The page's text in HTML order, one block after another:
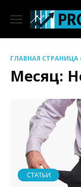
содержанию
ГЛАВНАЯ СТРАНИЦА
Месяц:
СТАТЬИ